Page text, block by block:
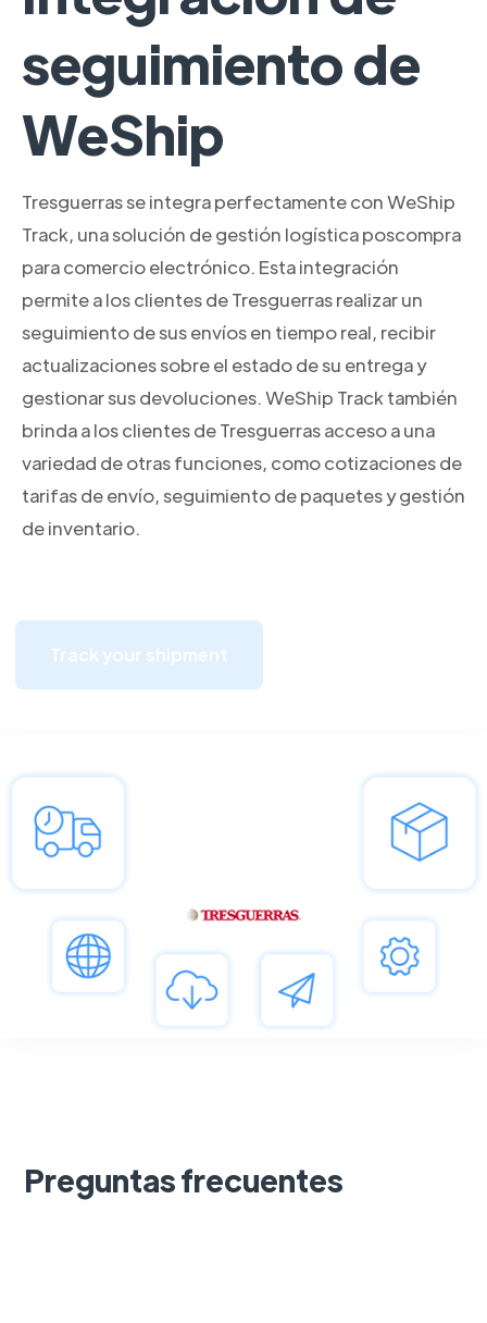
seguimiento de
WeShip
Tresguerras se integra perfectamente con WeShip
Track, una solución de gestión logística poscompra
para comercio electrónico. Esta integración
permite a los clientes de Tresguerras realizar un
seguimiento de sus envíos en tiempo real, recibir
actualizaciones sobre el estado de su entrega y
gestionar sus devoluciones. WeShip Track también
brinda a los clientes de Tresguerras acceso a una
variedad de otras funciones, como cotizaciones de
tarifas de envío, seguimiento de paquetes y gestión
de inventario.
Track your shipment
Preguntas frecuentes